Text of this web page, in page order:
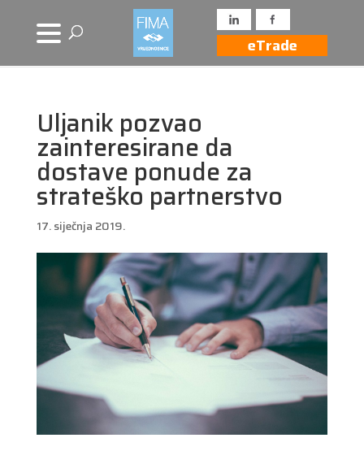
eTrade
Uljanik pozvao
zainteresirane da
dostave ponude za
strateško partnerstvo
17. siječnja 2019.